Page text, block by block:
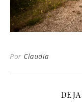
Por Claudia